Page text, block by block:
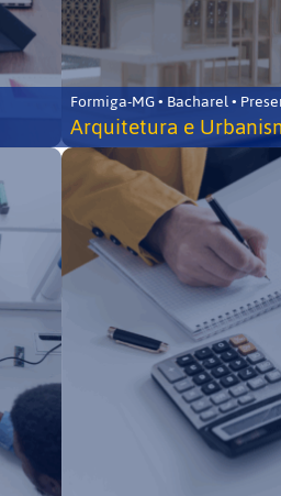
Formiga-MG • Bacharel •
Arquitetura e